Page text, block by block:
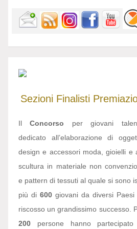
Sezioni Finalisti
IlConcorso per giovani
dedicato all’elaborazione di
design e accessori moda, gioielli e
scultura in materiale non
e pattern di tessuti al quale si sono
più di 600 giovani da diversi
riscosso un grandissimo successo.
200 persone hanno partecipato